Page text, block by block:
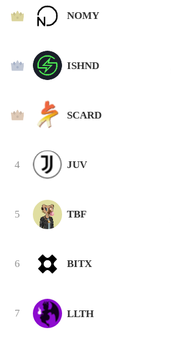
1 NOMY
2 ISHND
3 SCARD
4 JUV
5 TBF
6 BITX
7 LLTH